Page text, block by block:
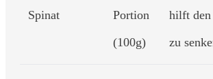
Spinat
Portion
(100g)
hilft
zu